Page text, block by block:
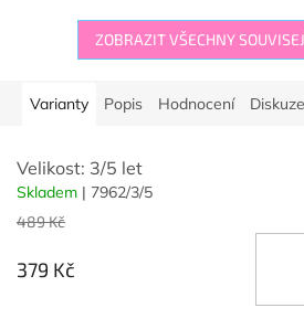
ZOBRAZIT VŠECHNY
Varianty Popis Hodnocení Diskuze
Velikost: 3/5 let
Skladem | 7962/3/5
489 Kč
379 Kč